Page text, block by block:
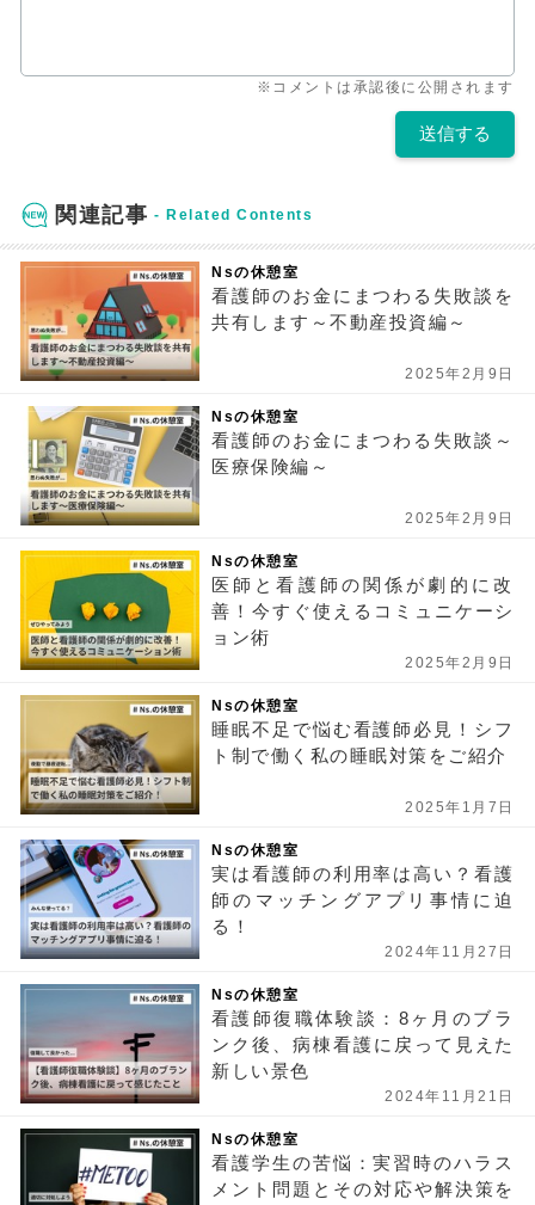
※コメントは承認後に公開されます
関連記事
Nsの休憩室
看護師のお金にまつわる失敗談を
共有します～不動産投資編～
2025年2月9日
Nsの休憩室
看護師のお金にまつわる失敗談～
医療保険編～
2025年2月9日
Nsの休憩室
医師と看護師の関係が劇的に改
善！今すぐ使えるコミュニケーシ
ョン術
2025年2月9日
Nsの休憩室
睡眠不足で悩む看護師必見！シフ
ト制で働く私の睡眠対策をご紹介
2025年1月7日
Nsの休憩室
実は看護師の利用率は高い？看護
師のマッチングアプリ事情に迫
る！
2024年11月27日
Nsの休憩室
看護師復職体験談：8ヶ月のブラ
ンク後、病棟看護に戻って見えた
新しい景色
2024年11月21日
Nsの休憩室
看護学生の苦悩：実習時のハラス
メント問題とその対応や解決策を